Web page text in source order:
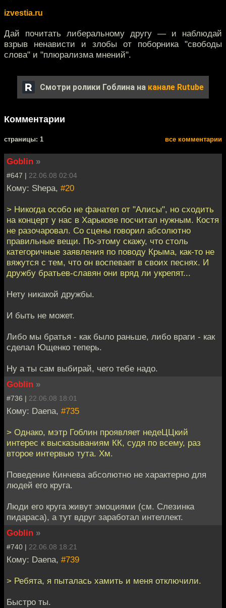
izvestia.ru
Дай почитать либеральному другу — и наблюдай
взрыв ненависти и злобы от поборника "свободы
слова" и "плюрализма мнений".
Смотри ролики Гоблина на канале Rutube
Комментарии
cтраницы: 1 все комментарии
Goblin »
#647 | 22.06.08 02:04
Кому: Shepa, #20
> Никогда особо не фанател от "Алисы", но сходить
на концерт у нас в Харькове посчитал нужным. Костя
не разочаровал. Со сцены говорил абсолютно
правильные вещи. По-этому скажу, что столь
категоричные заявления по поводу Крыма, как-то не
вяжутся с тем, что он воспевает в своих песнях. И
дружбу братьев-славян они вряд ли укрепят...
Нету никакой дружбы.
И быть не может.
Либо мы братья - как было раньше, либо враги - как
сделал Ющенко теперь.
Ну а ты сам выбирай, чего тебе надо.
Goblin »
#736 | 22.06.08 18:01
Кому: Daena, #735
> Однако, мэтр Гоблин проявляет недеЦЦкий
интерес к высказываниям КК, судя по всему, раз
второе интервью тута. Хм.
Поведение Кинчева абсолютно не характерно для
людей его круга.
Люди его круга живут эмоциями (см. Слезинка
пидараса), а тут вдруг заработал интеллект.
Goblin »
#740 | 22.06.08 18:21
Кому: Daena, #739
> Ребята, я пыталась хамить и меня отключили.
Быстро ты.